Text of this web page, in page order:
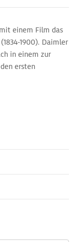
einem Film das
1900). Daimler
in einem zur
ersten